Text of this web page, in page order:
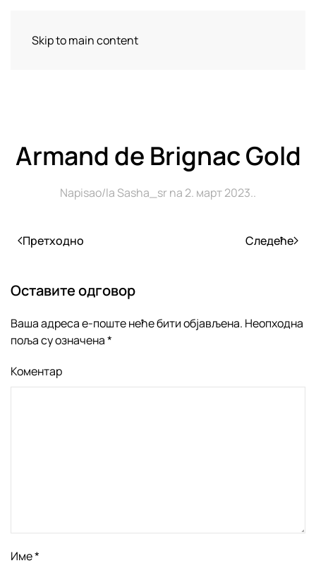
Skip to main content
Delikates Spice & Pepper
Armand de Brignac Gold
Napisao/laSasha_sr na 2. март 2023..
Претходно Следеће
Оставите одговор
Ваша адреса е-поште неће бити објављена. Неопходна
поља су означена*
Коментар
Име*